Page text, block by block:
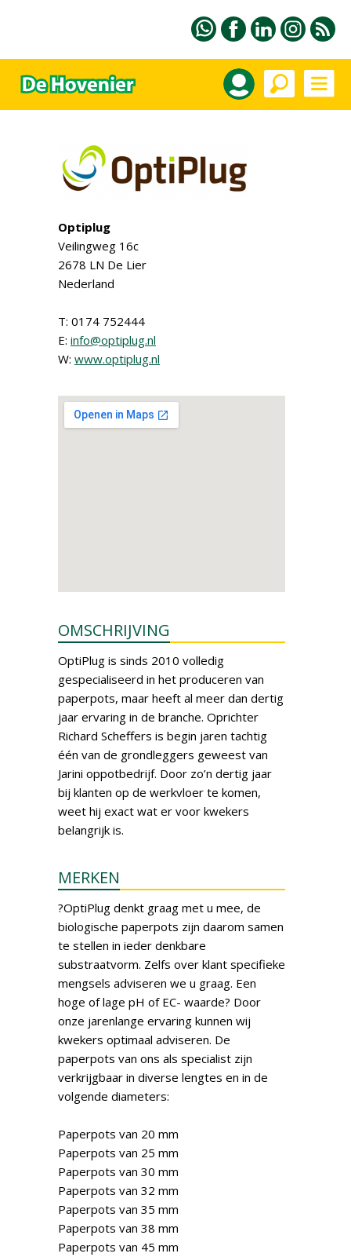
Optiplug
Veilingweg 16c
2678 LN De Lier
Nederland
T: 0174 752444
E: info@optiplug.nl
W: www.optiplug.nl
OMSCHRIJVING
OptiPlug is sinds 2010 volledig
gespecialiseerd in het produceren van
paperpots, maar heeft al meer dan dertig
jaar ervaring in de branche. Oprichter
Richard Scheffers is begin jaren tachtig
één van de grondleggers geweest van
Jarini oppotbedrijf. Door zo’n dertig jaar
bij klanten op de werkvloer te komen,
weet hij exact wat er voor kwekers
belangrijk is.
MERKEN
?OptiPlug denkt graag met u mee, de
biologische paperpots zijn daarom samen
te stellen in ieder denkbare
substraatvorm. Zelfs over klant specifieke
mengsels adviseren we u graag. Een
hoge of lage pH of EC- waarde? Door
onze jarenlange ervaring kunnen wij
kwekers optimaal adviseren. De
paperpots van ons als specialist zijn
verkrijgbaar in diverse lengtes en in de
volgende diameters:
Paperpots van 20 mm
Paperpots van 25 mm
Paperpots van 30 mm
Paperpots van 32 mm
Paperpots van 35 mm
Paperpots van 38 mm
Paperpots van 45 mm